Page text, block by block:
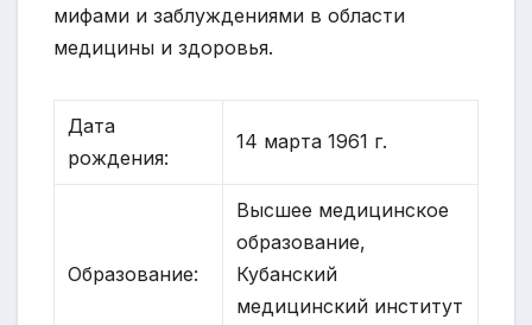
мифами и заблуждениями в области
медицины и здоровья.
Дата
рождения:
14 марта 1961 г.
Образование:
Высшее медицинское
образование,
Кубанский
медицинский институт